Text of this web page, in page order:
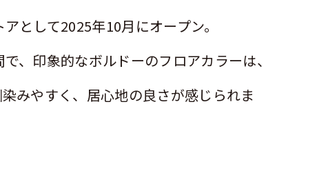
として2025年10月にオープン。
、印象的なボルドーのフロアカラーは、
みやすく、居心地の良さが感じられま